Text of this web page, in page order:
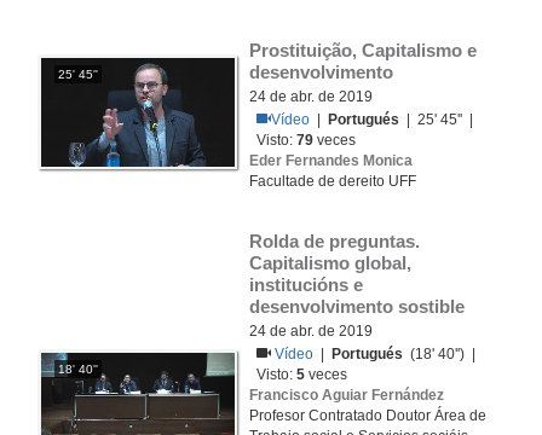
25' 45''
Prostituição, Capitalismo e
desenvolvimento
24 de abr. de 2019
Vídeo
Portugués | 25' 45'' |
Visto:79 veces
Eder Fernandes Monica
Facultade de dereito UFF
18' 40''
Rolda de preguntas.
Capitalismo global,
institucións e
desenvolvimento sostible
24 de abr. de 2019
Vídeo
Portugués (18' 40'') |
Visto:5 veces
Francisco Aguiar Fernández
Profesor Contratado Doutor Área de